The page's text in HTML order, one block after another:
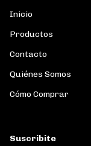
Inicio
Productos
Contacto
Quiénes Somos
Cómo Comprar
Suscribite